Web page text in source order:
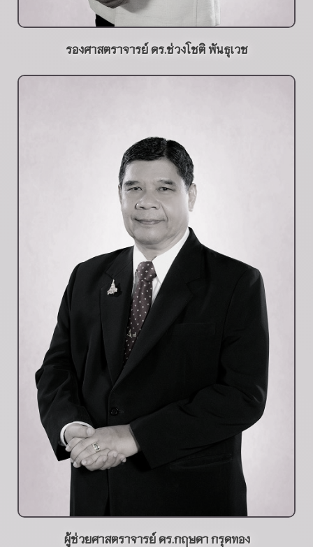
รองศาสตราจารย์ ดร.ช่วงโชติ พันธุเวช
ผู้ช่วยศาสตราจารย์ ดร.กฤษดา กรุดทอง